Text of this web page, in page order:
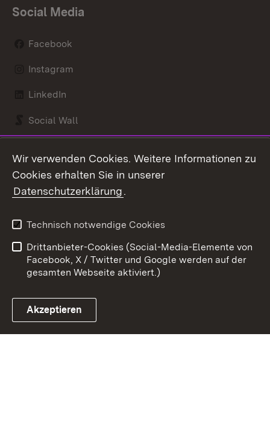
Social Media
Facebook
Instagram
LinkedIn
Social Wall
Link zum Landesportal
Kontakt
Barrierefreiheit
Impressum
Cookies
Wir verwenden Cookies. Weitere Informationen zu
Cookies erhalten Sie in unserer
Datenschutzerklärung.
Technisch notwendige Cookies
Drittanbieter-Cookies (Social-Media-Elemente von
Facebook, X / Twitter und Google werden auf der
gesamten Webseite aktiviert.)
Akzeptieren